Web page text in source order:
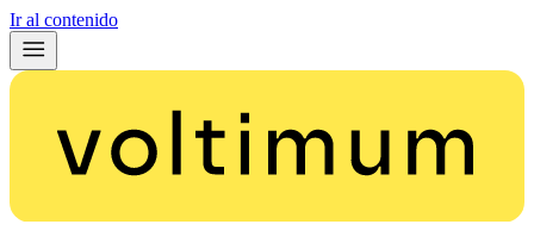
Ir al contenido